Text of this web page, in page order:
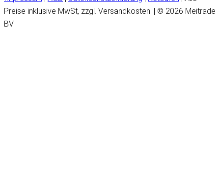
Preise inklusive MwSt, zzgl. Versandkosten. | © 2026 Meitrade
BV